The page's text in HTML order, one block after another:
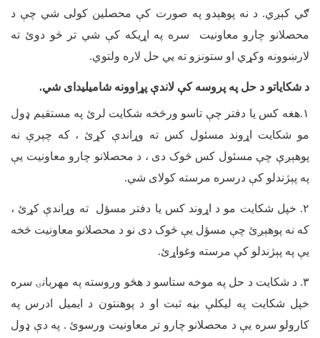
ګي کېږي. د نه پوهېدو په صورت کې محصلين کولی شي چې د
محصلانو چارو معاونيت سره په اړیکه کې شي تر څو دوئ ته
لارښوونه وکړي او ستونزو ته يي حل لاره ولتوي.
د شکایاتو د حل په پروسه کې لاندې پړاوونه شامیلیدای شي.
۱.هغه کس یا دفتر چې تاسو ورڅخه شکایت لرئ په مستقیم ډول
مو شکایت اړوند مسئول کس ته وړاندې کړئ ، که چېرې نه
پوهېږې چې مسئول کس څوک دی ، د محصلانو چارو معاونيت يې
په پېژندلو کې درسره مرسته کولای شي.
۲. خپل شکایت مو د اړوند کس يا دفتر مسؤل ته وړاندې کړئ ،
که نه پوهېږئ چې مسؤل یې څوک دی نو د محصلانو معاونيت څخه
يې په پېژندلو کې مرسته وغواړئ.
۳. د شکایت د حل په موخه ستاسو د هڅو وروسته په مهربانۍ سره
خپل شکايت په ليکلې بڼه ثبت او د پوهنتون د ایميل ادرس په
کارولو سره يې د محصلانو چارو تر معاونیت ورسوئ . په دې ډول